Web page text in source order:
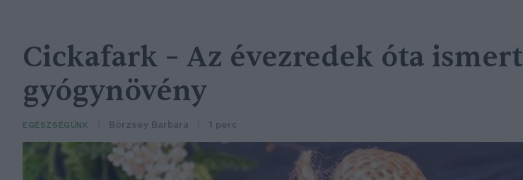
Cickafark – Az évezredek óta ismert
gyógynövény
EGÉSZSÉGÜNK Börzsey Barbara 1 perc